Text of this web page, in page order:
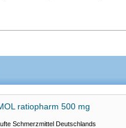
ratiopharm 500 mg
Schmerzmittel Deutschlands